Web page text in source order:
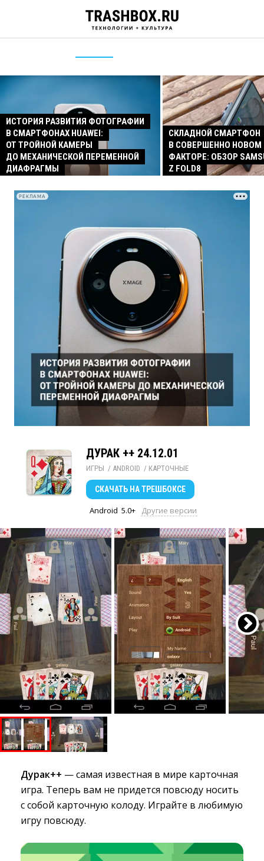
ИСТОРИЯ РАЗВИТИЯ ФОТОГРАФИИ
В СМАРТФОНАХ HUAWEI:
ОТ ТРОЙНОЙ КАМЕРЫ
ДО МЕХАНИЧЕСКОЙ ПЕРЕМЕННОЙ
ДИАФРАГМЫ
СКЛАДНОЙ СМАРТФОН
В СОВЕРШЕННО
ФАКТОРЕ: ОБЗОР
Z FOLD8
РЕКЛАМА
ДУРАК ++ 24.12.01
ИГРЫ / ANDROID / КАРТОЧНЫЕ
СКАЧАТЬ НА ТРЕШБОКСЕ
Android 5.0+ Другие версии
Дурак++ — самая известная в мире карточная
игра. Теперь вам не придется повсюду носить
с собой карточную колоду. Играйте в любимую
игру повсюду.